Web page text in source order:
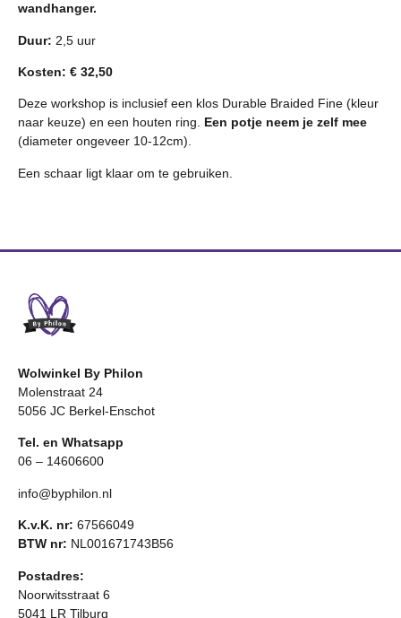
wandhanger.
Duur: 2,5 uur
Kosten: € 32,50
Deze workshop is inclusief een klos Durable Braided Fine (kleur
naar keuze) en een houten ring. Een potje neem je zelf mee
(diameter ongeveer 10-12cm).
Een schaar ligt klaar om te gebruiken.
Wolwinkel By Philon
Molenstraat 24
5056 JC Berkel-Enschot
Tel. en Whatsapp
06 – 14606600
info@byphilon.nl
K.v.K. nr: 67566049
BTW nr: NL001671743B56
Postadres:
Noorwitsstraat 6
5041 LR Tilburg